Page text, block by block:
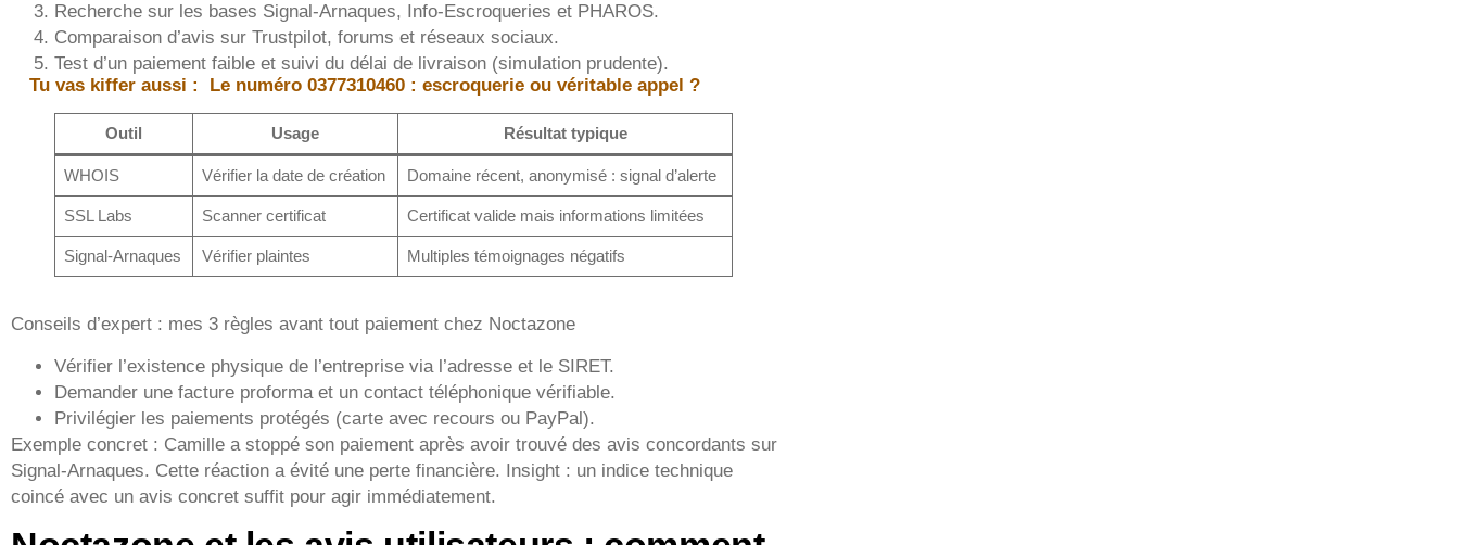
Recherche sur les bases Signal-Arnaques, Info-Escroqueries et PHAROS.
Comparaison d’avis sur Trustpilot, forums et réseaux sociaux.
Test d’un paiement faible et suivi du délai de livraison (simulation prudente).
Tu vas kiffer aussi :
Le numéro 0377310460 : escroquerie ou véritable appel ?
Outil Usage Résultat typique
WHOIS Vérifier la date de création Domaine récent, anonymisé : signal d’alerte
SSL Labs Scanner certificat Certificat valide mais informations limitées
Signal-Arnaques Vérifier plaintes Multiples témoignages négatifs
Conseils d’expert : mes 3 règles avant tout paiement chez Noctazone
Vérifier l’existence physique de l’entreprise via l’adresse et le SIRET.
Demander une facture proforma et un contact téléphonique vérifiable.
Privilégier les paiements protégés (carte avec recours ou PayPal).
Exemple concret : Camille a stoppé son paiement après avoir trouvé des avis concordants sur
Signal-Arnaques. Cette réaction a évité une perte financière. Insight : un indice technique
coincé avec un avis concret suffit pour agir immédiatement.